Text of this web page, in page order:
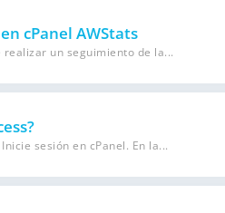
cPanel AWStats
un seguimiento de la...
sesión en cPanel. En la...